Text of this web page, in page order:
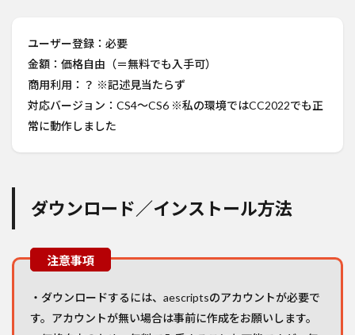
ユーザー登録：必要
金額：価格自由（＝無料でも入手可）
商用利用：？ ※記述見当たらず
対応バージョン：CS4～CS6 ※私の環境ではCC2022でも正
常に動作しました
ダウンロード／インストール方法
・ダウンロードするには、aescriptsのアカウントが必要で
す。アカウントが無い場合は事前に作成をお願いします。